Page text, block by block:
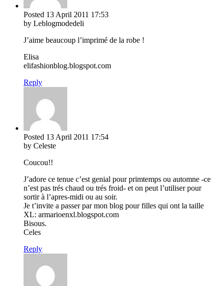
Posted 13 April 2011 17:53
by Leblogmodedeli
J’aime beaucoup l’imprimé de la robe !
Elisa
elifashionblog.blogspot.com
Reply
Posted 13 April 2011 17:54
by Celeste
Coucou!!
J’adore ce tenue c’est genial pour primtemps ou automne -ce
n’est pas trés chaud ou trés froid- et on peut l’utiliser pour
sortir à l’apres-midi ou au soir.
Je t’invite a passer par mon blog pour filles qui ont la taille
XL: armarioenxl.blogspot.com
Bisous.
Celes
Reply